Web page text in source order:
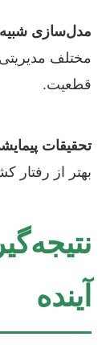
مدل‌سازی
مختلف
قطعیت.
تحقیقات
بهتر از رفتار
آینده